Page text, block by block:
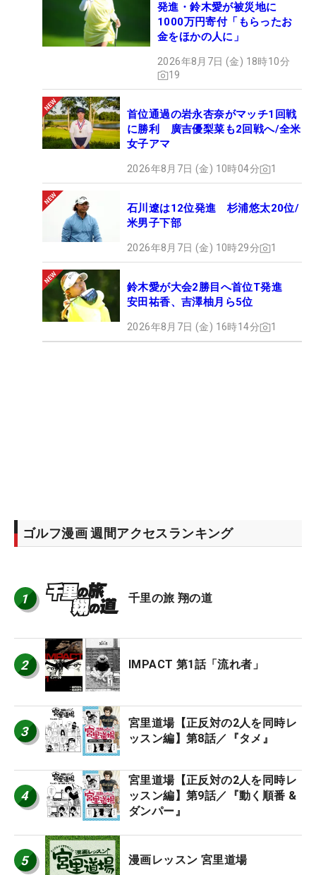
発進・鈴木愛が被災地に
1000万円寄付「もらったお
金をほかの人に」
2026年8月7日 (金) 18時10分
19
首位通過の岩永杏奈がマッチ1回戦
に勝利 廣吉優梨菜も2回戦へ/全米
女子アマ
2026年8月7日 (金) 10時04分 1
石川遼は12位発進 杉浦悠太20位/
米男子下部
2026年8月7日 (金) 10時29分 1
鈴木愛が大会2勝目へ首位T発進
安田祐香、吉澤柚月ら5位
2026年8月7日 (金) 16時14分 1
ゴルフ漫画 週間アクセスランキング
1 千里の旅 翔の道
2 IMPACT 第1話「流れ者」
3
宮里道場【正反対の2人を同時レ
ッスン編】第8話／『タメ』
4
宮里道場【正反対の2人を同時レ
ッスン編】第9話／『動く順番 &
ダンパー』
5 漫画レッスン 宮里道場